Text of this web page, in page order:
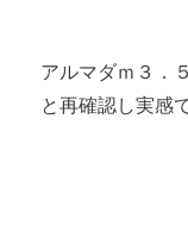
アルマダｍ３．
と再確認し実感